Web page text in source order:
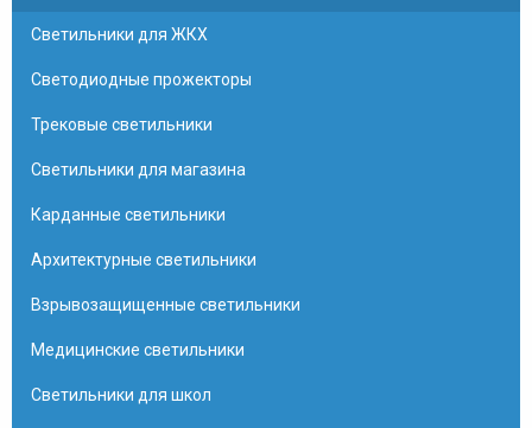
Светильники для ЖКХ
Светодиодные прожекторы
Трековые светильники
Светильники для магазина
Карданные светильники
Архитектурные светильники
Взрывозащищенные светильники
Медицинские светильники
Светильники для школ